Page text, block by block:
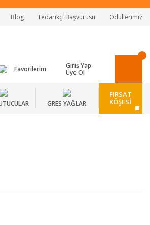
Blog Tedarikçi Başvurusu Ödüllerimiz
Favorilerim
Giriş Yap
Üye Ol
GRES YAĞLAR
FIRSAT
KÖŞESİ